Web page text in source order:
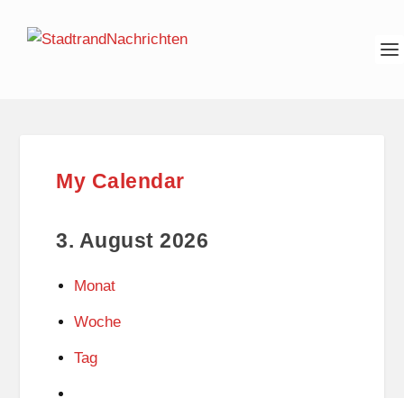
My Calendar
3. August 2026
Monat
Woche
Tag